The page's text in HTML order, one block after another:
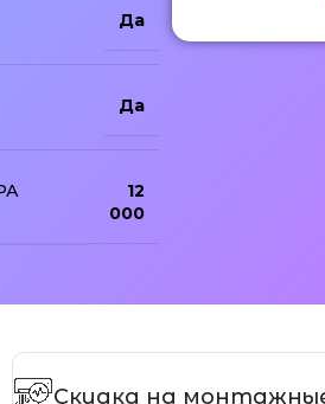
Да
Да
12
000
Скидка на